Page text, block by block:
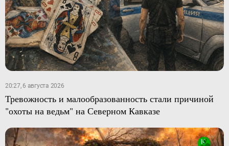
20:27, 6 августа 2026
Тревожность и малообразованность стали причиной
"охоты на ведьм" на Северном Кавказе